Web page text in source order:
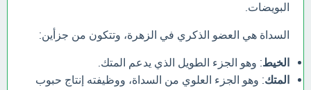
البويضات.
السداة هي العضو الذكري في الزهرة، وتتكون من جزأين:
الخيط: وهو الجزء الطويل الذي يدعم المتك.
المتك: وهو الجزء العلوي من السداة، ووظيفته إنتاج حبوب